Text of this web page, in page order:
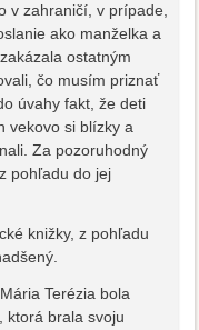
v zahraničí, v prípade,
ako manželka a
ostatným
čo musím priznať
úvahy fakt, že deti
vekovo si blízky a
Za pozoruhodný
pohľadu do jej
knižky, z pohľadu
Terézia bola
ktorá brala svoju